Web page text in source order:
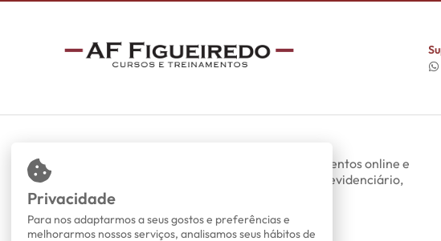
Somos uma empresa especializada em treinamentos online e
presenciais nas áreas de DP, RH, trabalhista, previdenciário,
fiscal e contábil.
Todos os direitos reservados.
Privacidade
Para nos adaptarmos a seus gostos e preferências e
melhorarmos nossos serviços, analisamos seus hábitos de